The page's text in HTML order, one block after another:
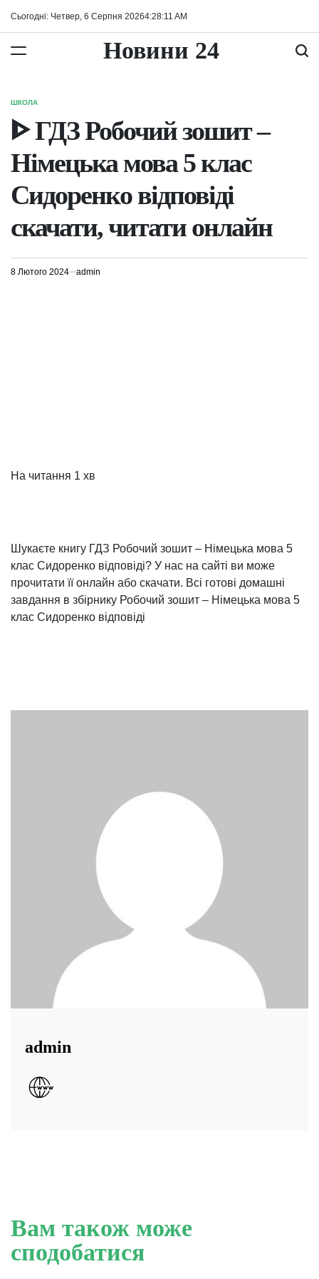
Сьогодні: Четвер, 6 Серпня 20264:28:11 AM
Новини 24
ОПУБЛІКУВАТИ
У
ШКОЛА
ᐈ ГДЗ Робочий зошит –
Німецька мова 5 клас
Сидоренко відповіді
скачати, читати онлайн
8 Лютого 2024 admin
На читання 1 хв
Шукаєте книгу ГДЗ Робочий зошит – Німецька мова 5
клас Сидоренко відповіді? У нас на сайті ви може
прочитати її онлайн або скачати. Всі готові домашні
завдання в збірнику Робочий зошит – Німецька мова 5
клас Сидоренко відповіді
admin
Вам також може
сподобатися